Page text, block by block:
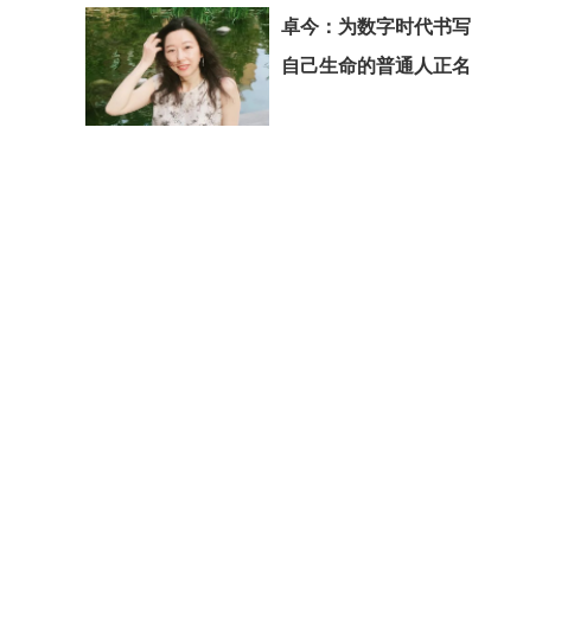
卓今：为数字时代书写
自己生命的普通人正名